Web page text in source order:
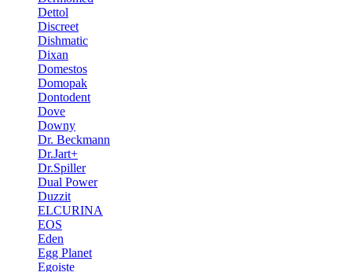
Dettol
Discreet
Dishmatic
Dixan
Domestos
Domopak
Dontodent
Dove
Downy
Dr. Beckmann
Dr.Jart+
Dr.Spiller
Dual Power
Duzzit
ELCURINA
EOS
Eden
Egg Planet
Egoiste